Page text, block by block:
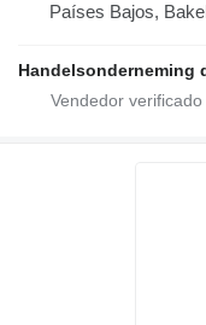
Países Bajos,
Handelsonderneming